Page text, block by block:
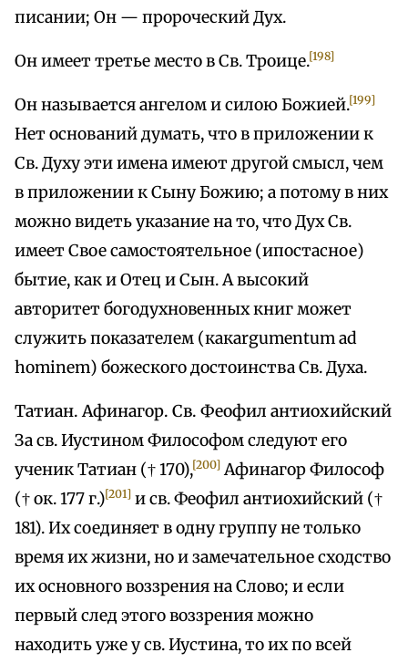
писании; Он — пророческий Дух.
Он имеет третье место в Св. Троице.[198]
Он называется ангелом и силою Божией.[199]
Нет оснований думать, что в приложении к
Св. Духу эти имена имеют другой смысл, чем
в приложении к Сыну Божию; а потому в них
можно видеть указание на то, что Дух Св.
имеет Свое самостоятельное (ипостасное)
бытие, как и Отец и Сын. А высокий
авторитет богодухновенных книг может
служить показателем (какargumentum ad
hominem) божеского достоинства Св. Духа.
Татиан. Афинагор. Св. Феофил антиохийский
За св. Иустином Философом следуют его
ученик Татиан († 170),[200] Афинагор Философ
(† ок. 177 г.)[201] и св. Феофил антиохийский (†
181). Их соединяет в одну группу не только
время их жизни, но и замечательное сходство
их основного воззрения на Слово; и если
первый след этого воззрения можно
находить уже у св. Иустина, то их по всей